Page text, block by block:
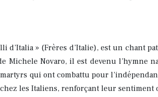
» (Frères d’Italie), est un chant
Novaro, il est devenu l’hymne
qui ont combattu pour
les Italiens, renforçant leur sentiment